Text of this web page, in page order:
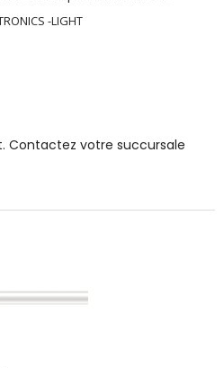
-LIGHT
Contactez votre succursale